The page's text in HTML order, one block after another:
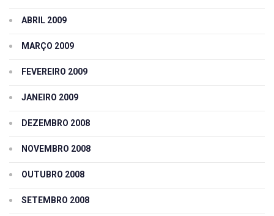
ABRIL 2009
MARÇO 2009
FEVEREIRO 2009
JANEIRO 2009
DEZEMBRO 2008
NOVEMBRO 2008
OUTUBRO 2008
SETEMBRO 2008